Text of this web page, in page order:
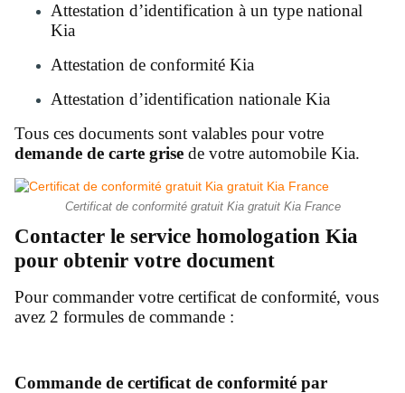
Attestation d’identification à un type national
Kia
Attestation de conformité Kia
Attestation d’identification nationale Kia
Tous ces documents sont valables pour votre
demande de carte grise de votre automobile Kia.
Certificat de conformité gratuit Kia gratuit Kia France
Contacter le service homologation Kia
pour obtenir votre document
Pour commander votre certificat de conformité, vous
avez 2 formules de commande :
Commande de certificat de conformité par